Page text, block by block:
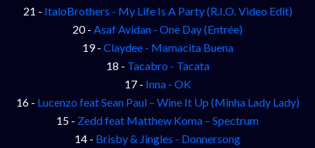
21 - ItaloBrothers - My Life Is A Party (R.I.O. Video Edit)
20 - Asaf Avidan - One Day (Entrée)
19 - Claydee - Mamacita Buena
18 - Tacabro - Tacata
17 - Inna - OK
16 - Lucenzo feat Sean Paul – Wine It Up (Minha Lady Lady)
15 - Zedd feat Matthew Koma – Spectrum
14 - Brisby & Jingles - Donnersong